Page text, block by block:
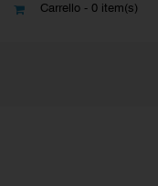
Carrello - 0 item(s)